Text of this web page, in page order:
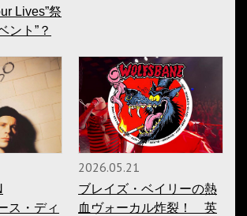
Lives”祭
ント”？
ス・ディ
2026.05.21
ブレイズ・ベイリーの熱
血ヴォーカル炸裂！ 英